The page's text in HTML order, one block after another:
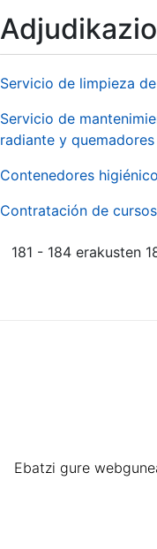
Servicio de limpieza
Servicio de
radiante y
Contenedores
Contratación de
181 - 184 erakusten
Ebatzi gure